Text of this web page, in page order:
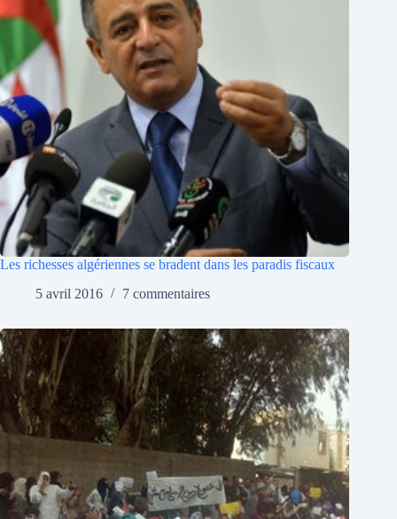
Les richesses algériennes se bradent dans les paradis fiscaux
5 avril 2016
7 commentaires